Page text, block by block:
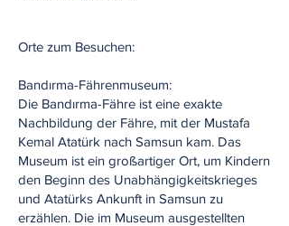
Orte zum Besuchen:
Bandırma-Fährenmuseum:
Die Bandırma-Fähre ist eine exakte
Nachbildung der Fähre, mit der Mustafa
Kemal Atatürk nach Samsun kam. Das
Museum ist ein großartiger Ort, um Kindern
den Beginn des Unabhängigkeitskrieges
und Atatürks Ankunft in Samsun zu
erzählen. Die im Museum ausgestellten